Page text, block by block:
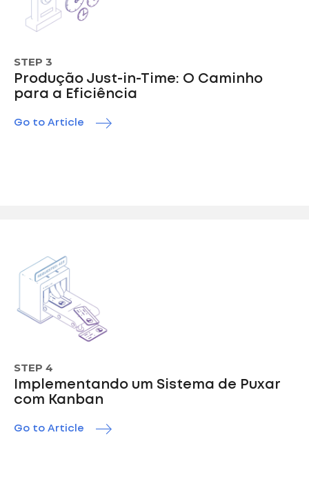
STEP 3
Produção Just-in-Time: O Caminho
para a Eficiência
Go to Article
STEP 4
Implementando um Sistema de Puxar
com Kanban
Go to Article